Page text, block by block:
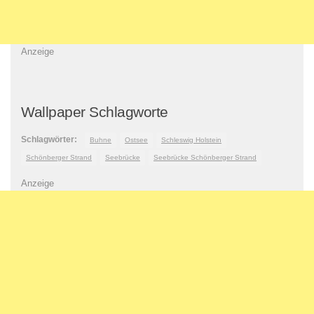
Anzeige
Wallpaper Schlagworte
Schlagwörter: Buhne Ostsee Schleswig Holstein
Schönberger Strand Seebrücke Seebrücke Schönberger Strand
Anzeige